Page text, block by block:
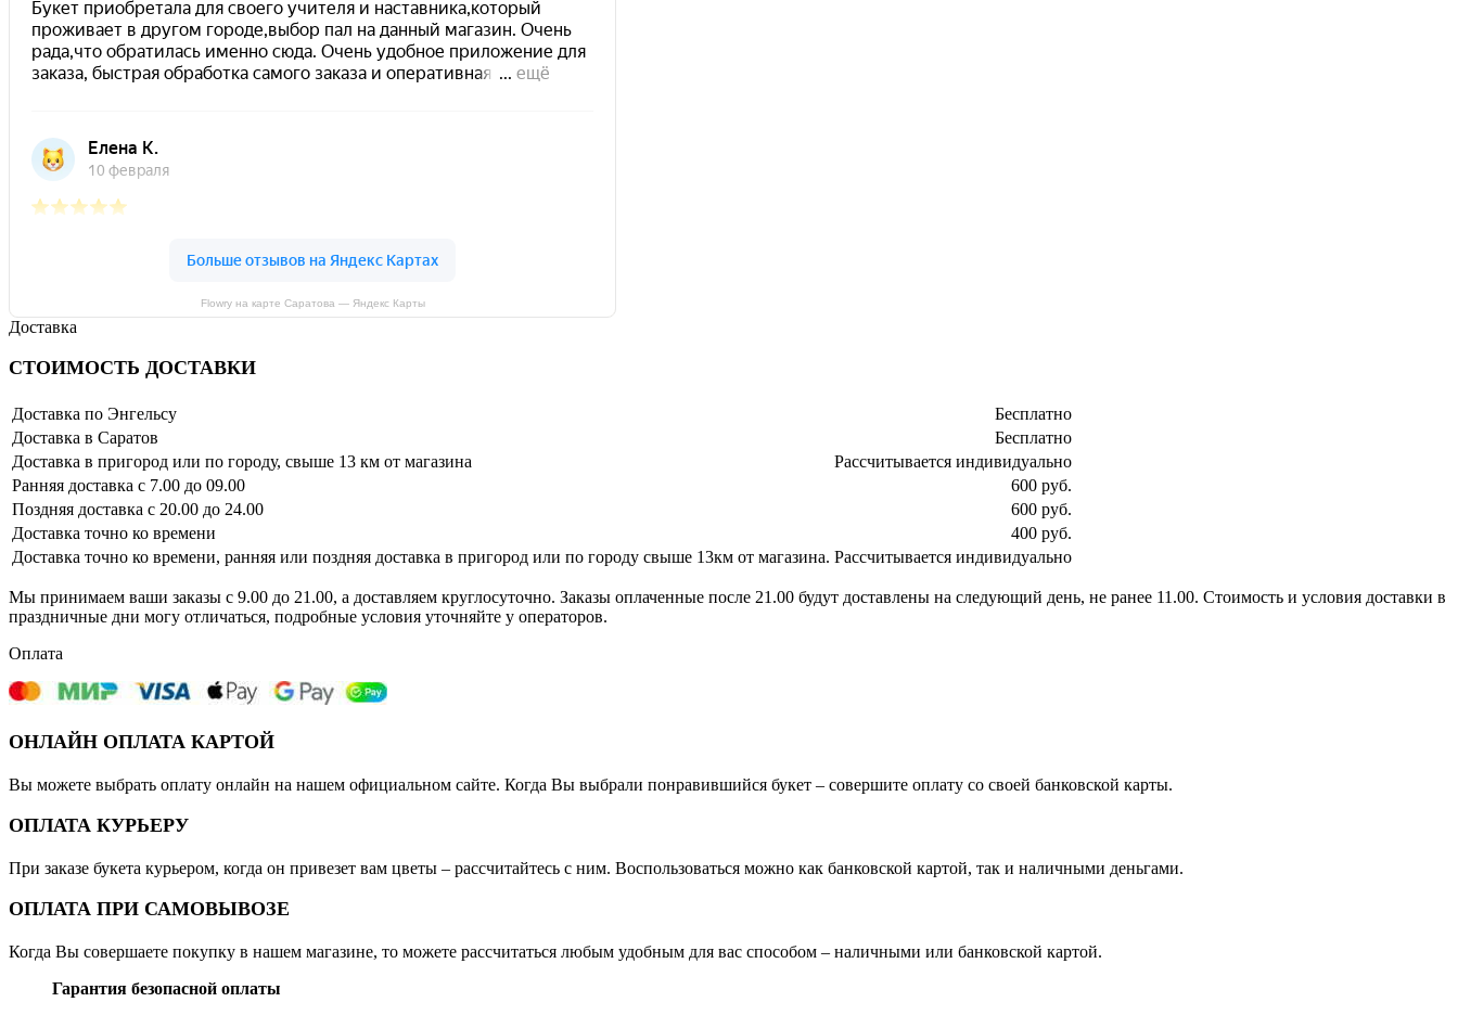
Flowry на карте Саратова — Яндекс Карты
Доставка
СТОИМОСТЬ ДОСТАВКИ
Доставка по Энгельсу
Бесплатно
Доставка в Саратов
Бесплатно
Доставка в пригород или по городу, свыше 13 км от магазина
Рассчитывается индивидуально
Ранняя доставка с 7.00 до 09.00
600 руб.
Поздняя доставка с 20.00 до 24.00
600 руб.
Доставка точно ко времени
400 руб.
Доставка точно ко времени, ранняя или поздняя доставка в пригород или по городу свыше 13км от магазина. Рассчитывается индивидуально
Мы принимаем ваши заказы с 9.00 до 21.00, а доставляем круглосуточно. Заказы оплаченные после 21.00 будут доставлены на следующий день, не ранее 11.00. Стоимость и условия доставки в
праздничные дни могу отличаться, подробные условия уточняйте у операторов.
Оплата
ОНЛАЙН ОПЛАТА КАРТОЙ
Вы можете выбрать оплату онлайн на нашем официальном сайте. Когда Вы выбрали понравившийся букет – совершите оплату со своей банковской карты.
ОПЛАТА КУРЬЕРУ
При заказе букета курьером, когда он привезет вам цветы – рассчитайтесь с ним. Воспользоваться можно как банковской картой, так и наличными деньгами.
ОПЛАТА ПРИ САМОВЫВОЗЕ
Когда Вы совершаете покупку в нашем магазине, то можете рассчитаться любым удобным для вас способом – наличными или банковской картой.
Гарантия безопасной оплаты